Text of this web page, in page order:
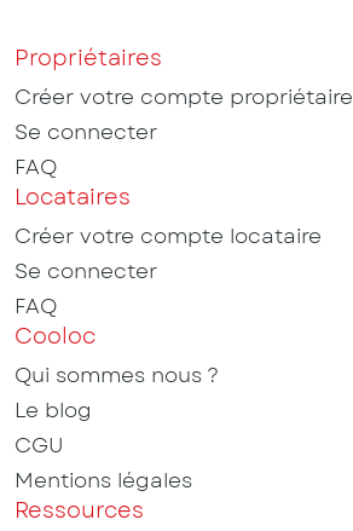
Propriétaires
Créer votre compte propriétaire
Se connecter
FAQ
Locataires
Créer votre compte locataire
Se connecter
FAQ
Cooloc
Qui sommes nous ?
Le blog
CGU
Mentions légales
Ressources